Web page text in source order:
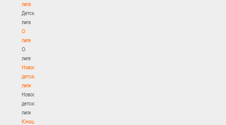
лига
Детская
лига
О
лиге
О
лиге
Новости
детской
лиги
Новости
детской
лиги
Юноши